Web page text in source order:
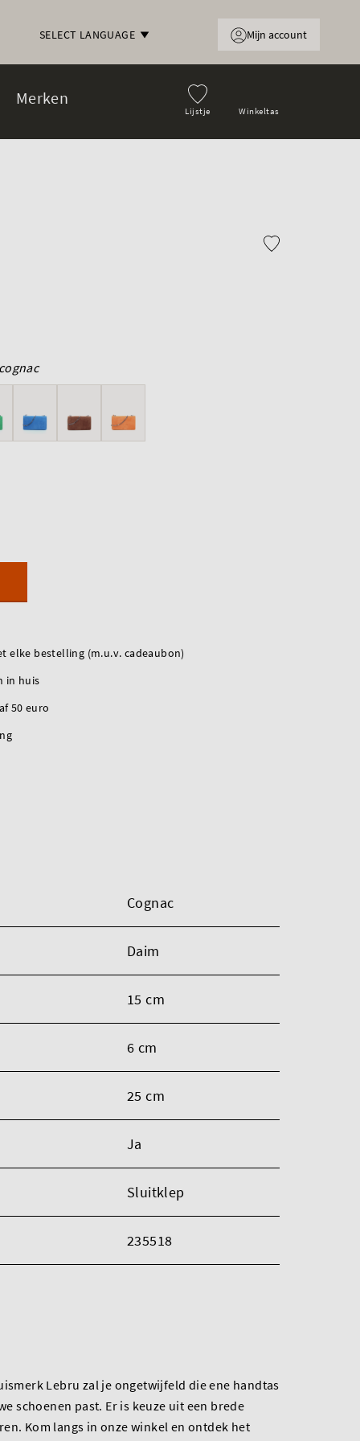
SELECT LANGUAGE
Lijstje Winkeltas
Merken
Mijn account
cognac
elke bestelling (m.u.v. cadeaubon)
in huis
50 euro
Cognac
Daim
15 cm
6 cm
25 cm
Ja
Sluitklep
235518
Lebru zal je ongetwijfeld die ene handtas
schoenen past. Er is keuze uit een brede
Kom langs in onze winkel en ontdek het